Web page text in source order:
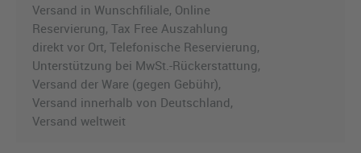
Versand in Wunschfiliale, Online
Reservierung, Tax Free Auszahlung
direkt vor Ort, Telefonische Reservierung,
Unterstützung bei MwSt.-Rückerstattung,
Versand der Ware (gegen Gebühr),
Versand innerhalb von Deutschland,
Versand weltweit